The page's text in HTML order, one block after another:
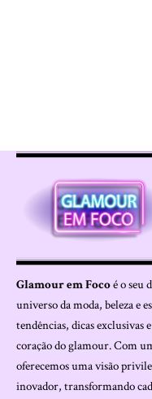
Glamour em Focoé o seu
universo da moda, beleza e
tendências, dicas
coração do glamour. Com
oferecemos uma visão
inovador, transformando